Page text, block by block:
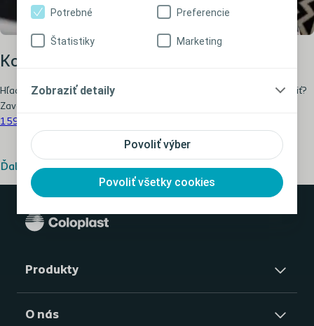
Povoliť výber
Povoliť všetky cookies
Potrebné Preferencie
Štatistiky Marketing
Zobraziť detaily
Kontaktujte nás
Hľadáte odpovede, chcete vyriešiť problém alebo nám niečo oznámiť?
Zavolajte na bezplatnú linku starostlivosti o klientov Coloplast
159 159
Ďalšie kontakty
Produkty
O nás